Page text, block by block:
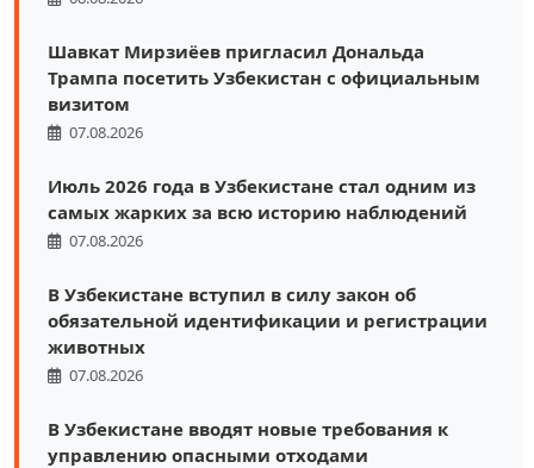
Шавкат Мирзиёев пригласил Дональда
Трампа посетить Узбекистан с официальным
визитом
07.08.2026
Июль 2026 года в Узбекистане стал одним из
самых жарких за всю историю наблюдений
07.08.2026
В Узбекистане вступил в силу закон об
обязательной идентификации и регистрации
животных
07.08.2026
В Узбекистане вводят новые требования к
управлению опасными отходами